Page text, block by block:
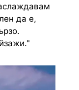
да е,